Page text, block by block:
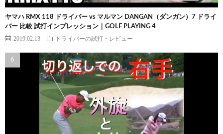
ヤマハ RMX 118 ドライバー vs マルマン DANGAN（ダンガン）7 ドライ
バー 比較 試打インプレッション｜GOLF PLAYING 4
2019.02.13 ドライバーの試打・レビュー